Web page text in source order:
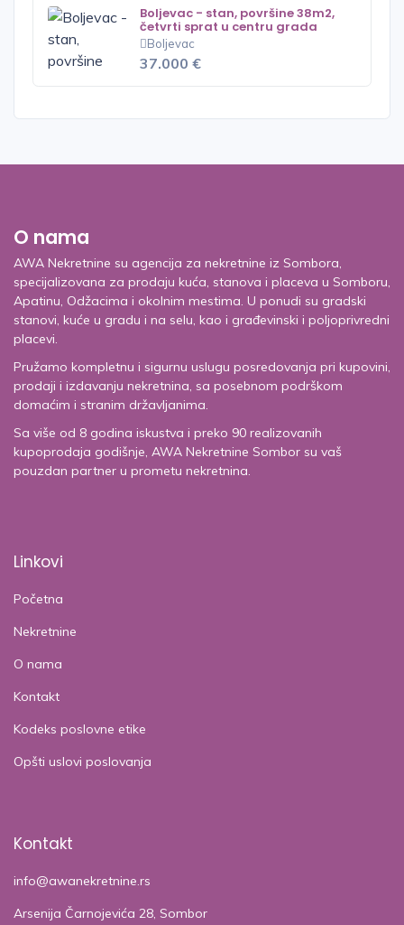
Boljevac - stan, površine 38m2,
četvrti sprat u centru grada
Boljevac
37.000 €
O nama
AWA Nekretnine su agencija za nekretnine iz Sombora,
specijalizovana za prodaju kuća, stanova i placeva u Somboru,
Apatinu, Odžacima i okolnim mestima. U ponudi su gradski
stanovi, kuće u gradu i na selu, kao i građevinski i poljoprivredni
placevi.
Pružamo kompletnu i sigurnu uslugu posredovanja pri kupovini,
prodaji i izdavanju nekretnina, sa posebnom podrškom
domaćim i stranim državljanima.
Sa više od 8 godina iskustva i preko 90 realizovanih
kupoprodaja godišnje, AWA Nekretnine Sombor su vaš
pouzdan partner u prometu nekretnina.
Linkovi
Početna
Nekretnine
O nama
Kontakt
Kodeks poslovne etike
Opšti uslovi poslovanja
Kontakt
info@awanekretnine.rs
Arsenija Čarnojevića 28, Sombor